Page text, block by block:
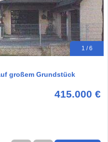
1 / 6
großem Grundstück
415.000 €